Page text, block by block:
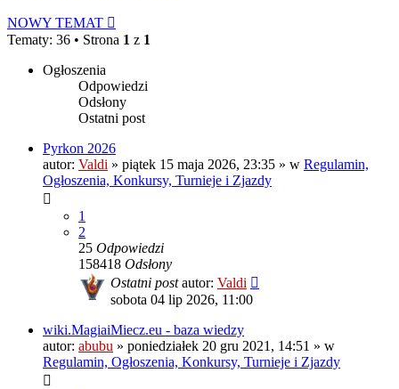
NOWY TEMAT
Tematy: 36 • Strona 1 z 1
Ogłoszenia
Odpowiedzi
Odsłony
Ostatni post
Pyrkon 2026
autor: Valdi » piątek 15 maja 2026, 23:35 » w Regulamin,
Ogłoszenia, Konkursy, Turnieje i Zjazdy
1
2
25 Odpowiedzi
158418 Odsłony
Ostatni postautor: Valdi
sobota 04 lip 2026, 11:00
wiki.MagiaiMiecz.eu - baza wiedzy
autor: abubu » poniedziałek 20 gru 2021, 14:51 » w
Regulamin, Ogłoszenia, Konkursy, Turnieje i Zjazdy